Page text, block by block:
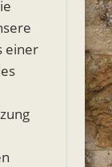
einer